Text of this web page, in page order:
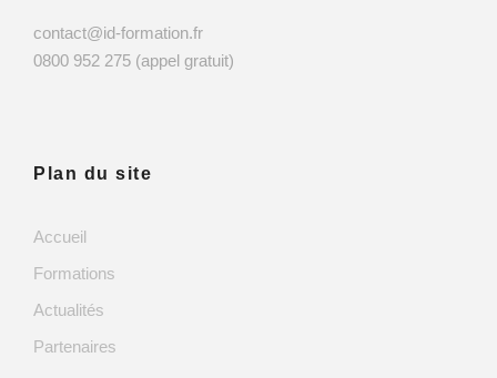
contact@id-formation.fr
0800 952 275 (appel gratuit)
Plan du site
Accueil
Formations
Actualités
Partenaires